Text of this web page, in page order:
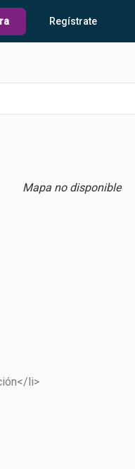
Regístrate
Mapa no disponible
li>